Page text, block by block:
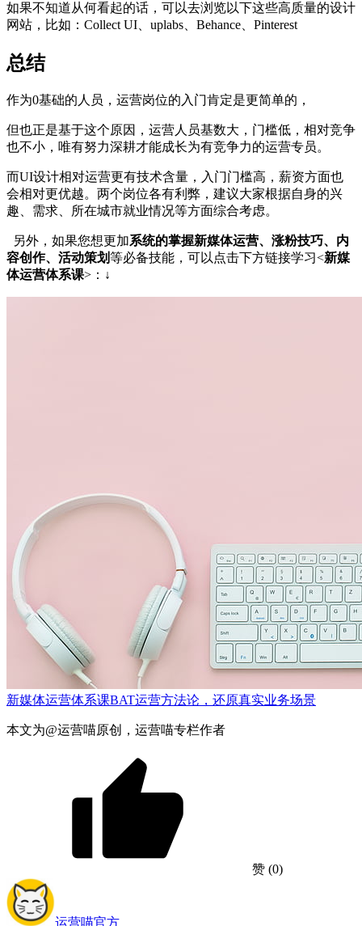
如果不知道从何看起的话，可以去浏览以下这些高质量的设计
网站，比如：Collect UI、uplabs、Behance、Pinterest
总结
作为0基础的人员，运营岗位的入门肯定是更简单的，
但也正是基于这个原因，运营人员基数大，门槛低，相对竞争
也不小，唯有努力深耕才能成长为有竞争力的运营专员。
而UI设计相对运营更有技术含量，入门门槛高，薪资方面也
会相对更优越。两个岗位各有利弊，建议大家根据自身的兴
趣、需求、所在城市就业情况等方面综合考虑。
另外，如果您想更加系统的掌握新媒体运营、涨粉技巧、内
容创作、活动策划等必备技能，可以点击下方链接学习<新媒
体运营体系课>：↓
新媒体运营体系课BAT运营方法论，还原真实业务场景
本文为@运营喵原创，运营喵专栏作者
赞 (0)
运营喵官方